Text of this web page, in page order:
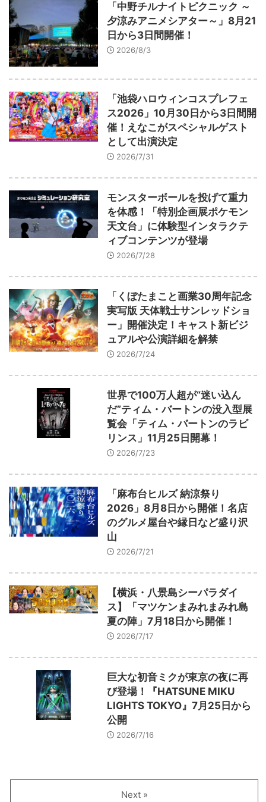
「中野チルナイトピクニック ～
夕涼みアニメシアター～」8月21
日から3日間開催！
2026/8/3
「池袋ハロウィンコスプレフェ
ス2026」10月30日から3日間開
催！えなこがスペシャルゲスト
として出演決定
2026/7/31
モンスターボールを投げて重力
を体感！「特別企画展ポケモン
天文台」に体験型インタラクテ
ィブコンテンツが登場
2026/7/28
「くぼたまこと画業30周年記念
実写版 天体戦士サンレッドショ
ー」開催決定！キャスト新ビジ
ュアルや公演詳細を解禁
2026/7/24
世界で100万人超が“迷い込ん
だ”ティム・バートンの没入型展
覧会「ティム・バートンのラビ
リンス」11月25日開幕！
2026/7/23
「麻布台ヒルズ 納涼祭り
2026」8月8日から開催！名店
のグルメ屋台や縁日など盛り沢
山
2026/7/21
【横浜・八景島シーパラダイ
ス】「マツケンまみれまみれ島
夏の陣」7月18日から開催！
2026/7/17
巨大な初音ミクが東京の夜に再
び登場！『HATSUNE MIKU
LIGHTS TOKYO』7月25日から
公開
2026/7/16
Next »